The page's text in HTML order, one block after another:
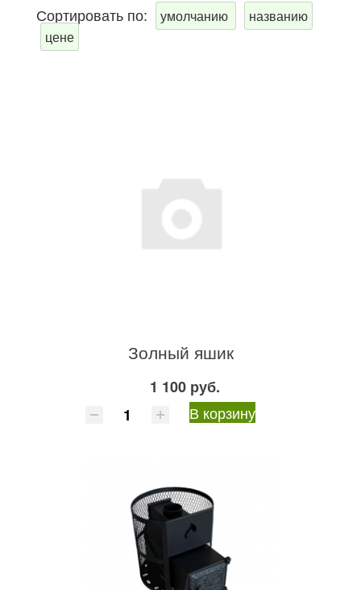
Сортировать по: умолчанию
названию
цене
Золный яшик
1 100 руб.
В корзину